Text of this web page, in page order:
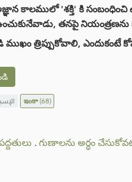
కాలములో 'శక్తి' కి
తనపై
ముఖం త్రిప్పుకోవాలి,
ఇంకా(68)
.గుణాలను అర్ధం